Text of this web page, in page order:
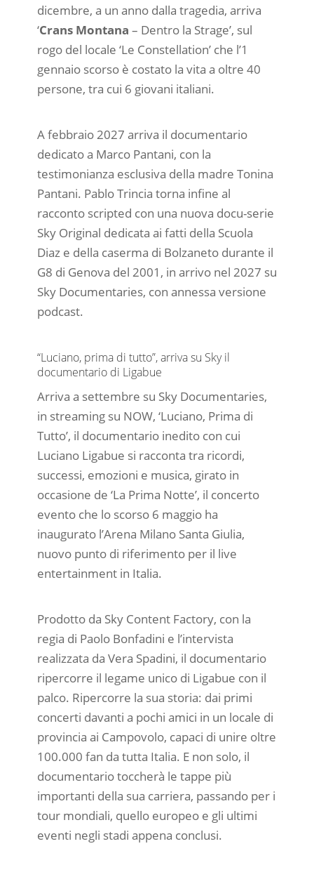
dicembre, a un anno dalla tragedia, arriva
‘Crans Montana – Dentro la Strage’, sul
rogo del locale ‘Le Constellation’ che l’1
gennaio scorso è costato la vita a oltre 40
persone, tra cui 6 giovani italiani.
A febbraio 2027 arriva il documentario
dedicato a Marco Pantani, con la
testimonianza esclusiva della madre Tonina
Pantani. Pablo Trincia torna infine al
racconto scripted con una nuova docu-serie
Sky Original dedicata ai fatti della Scuola
Diaz e della caserma di Bolzaneto durante il
G8 di Genova del 2001, in arrivo nel 2027 su
Sky Documentaries, con annessa versione
podcast.
“Luciano, prima di tutto”, arriva su Sky il
documentario di Ligabue
Arriva a settembre su Sky Documentaries,
in streaming su NOW, ‘Luciano, Prima di
Tutto’, il documentario inedito con cui
Luciano Ligabue si racconta tra ricordi,
successi, emozioni e musica, girato in
occasione de ‘La Prima Notte’, il concerto
evento che lo scorso 6 maggio ha
inaugurato l’Arena Milano Santa Giulia,
nuovo punto di riferimento per il live
entertainment in Italia.
Prodotto da Sky Content Factory, con la
regia di Paolo Bonfadini e l’intervista
realizzata da Vera Spadini, il documentario
ripercorre il legame unico di Ligabue con il
palco. Ripercorre la sua storia: dai primi
concerti davanti a pochi amici in un locale di
provincia ai Campovolo, capaci di unire oltre
100.000 fan da tutta Italia. E non solo, il
documentario toccherà le tappe più
importanti della sua carriera, passando per i
tour mondiali, quello europeo e gli ultimi
eventi negli stadi appena conclusi.